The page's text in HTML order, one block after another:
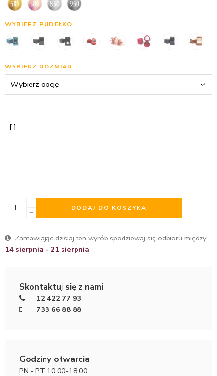
WYBIERZ PUDEŁKO
WYBIERZ ROZMIAR
DODAJ DO KOSZYKA
Zamawiając dzisiaj ten wyrób spodziewaj się odbioru między:
14 sierpnia - 21 sierpnia
Skontaktuj się z nami
12 422 77 93
733 66 88 88
Godziny otwarcia
PN - PT 10:00-18:00